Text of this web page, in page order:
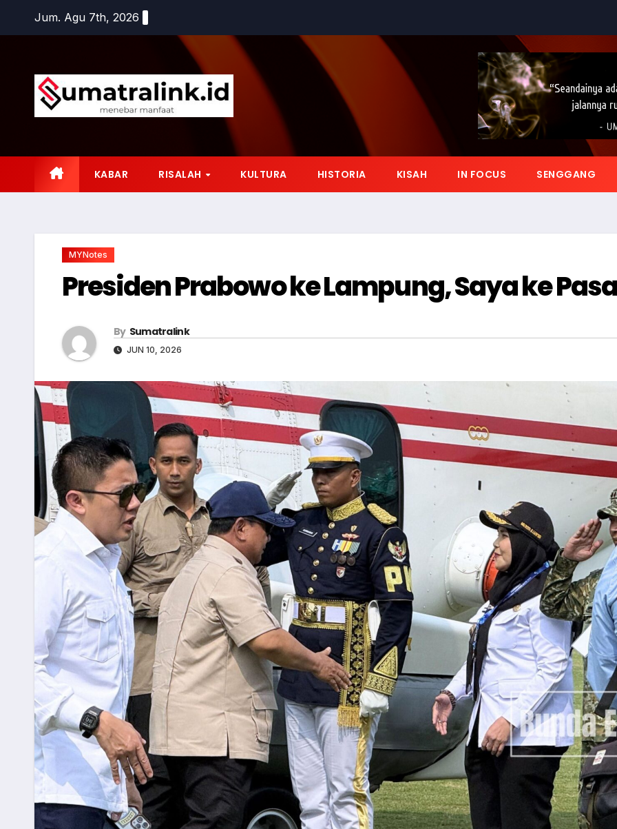
Jum. Agu 7th, 2026
KABAR RISALAH KULTURA HISTORIA KISAH IN FOCUS SENGGANG
MYNotes
Presiden Prabowo ke Lampung, Saya ke
By Sumatralink
JUN 10, 2026